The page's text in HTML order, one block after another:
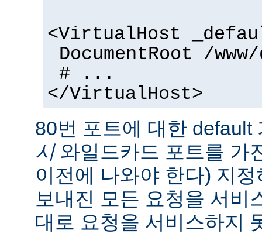
<VirtualHost
DocumentRoot /
# ...
</VirtualHost>
80번 포트에 대한 default
시와일드카드 포트를 가
이전에 나와야 한다) 지
보내진 모든 요청을 서비
대로 요청을 서비스하지